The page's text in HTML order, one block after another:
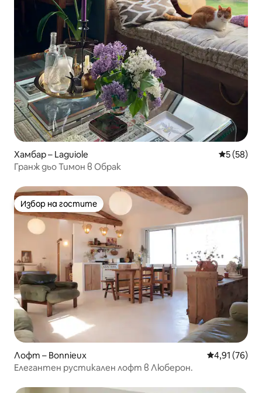
Хамбар – Laguiole Средна
5 (58)
Гранж дьо Тимон в Обрак
Избор на гостите
Избор на гостите
Лофт – Bonnieux Средна
4,91 (76)
Елегантен рустикален лофт в Люберон.